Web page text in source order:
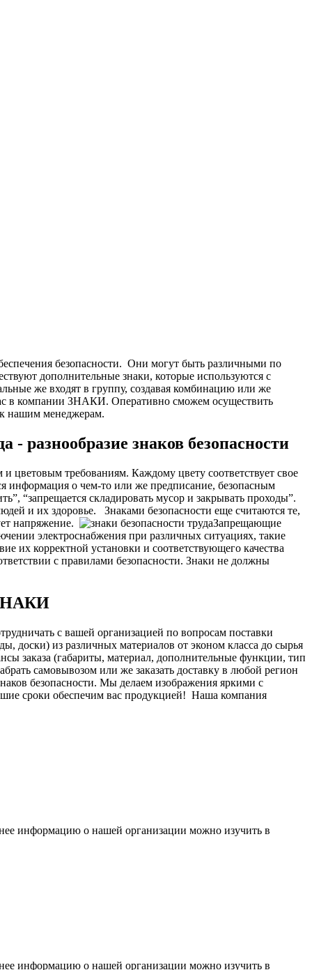
безопасности. Они могут быть различными по
дополнительные знаки, которые используются с
же входят в группу, создавая комбинацию или же
в компании ЗНАКИ. Оперативно сможем осуществить
к нашим менеджерам.
разнообразие знаков безопасности
цветовым требованиям. Каждому цвету соответствует свое
информация о чем-то или же предписание, безопасным
“запрещается складировать мусор и закрывать проходы”.
и их здоровье.
Знаками безопасности еще считаются те,
напряжение.
Запрещающие
электроснабжения при различных ситуациях, такие
их корректной установки и соответствующего качества
с правилами безопасности. Знаки не должны
с вашей организацией по вопросам поставки
доски) из различных материалов от эконом класса до сырья
заказа (габариты, материал, дополнительные функции, тип
самовывозом или же заказать доставку в любой регион
безопасности. Мы делаем изображения яркими с
сроки обеспечим вас продукцией! Наша компания
информацию о нашей организации можно изучить в
информацию о нашей организации можно изучить в